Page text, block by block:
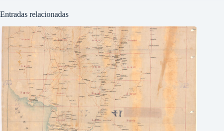
Entradas relacionadas